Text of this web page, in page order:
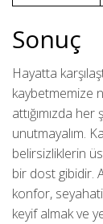
Sonuç
Hayatta
kaybetmemize
attığımızda
unutmayalım.
belirsizliklerin
bir dost gibidir.
konfor,
keyif almak ve